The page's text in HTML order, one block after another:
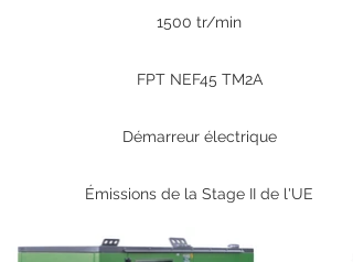
1500 tr/min
FPT NEF45 TM2A
Démarreur électrique
Émissions de la Stage II de l'UE